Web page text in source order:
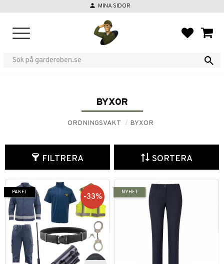
person MINA SIDOR
BYXOR
ORDNINGSVAKT BYXOR
FILTRERA SORTERA
33%
PAKET NYHET